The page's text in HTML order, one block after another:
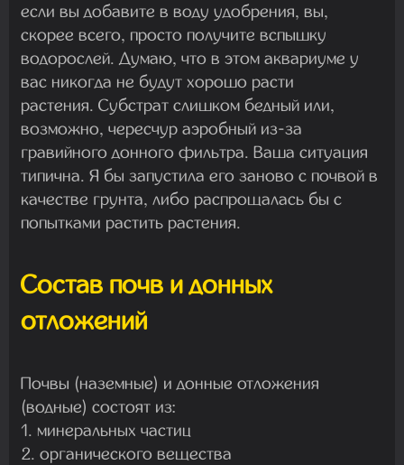
если вы добавите в воду удобрения, вы,
скорее всего, просто получите вспышку
водорослей. Думаю, что в этом аквариуме у
вас никогда не будут хорошо расти
растения. Субстрат слишком бедный или,
возможно, чересчур аэробный из-за
гравийного донного фильтра. Ваша ситуация
типична. Я бы запустила его заново с почвой в
качестве грунта, либо распрощалась бы с
попытками растить растения.
Состав почв и донных
отложений
Почвы (наземные) и донные отложения
(водные) состоят из:
1. минеральных частиц
2. органического вещества